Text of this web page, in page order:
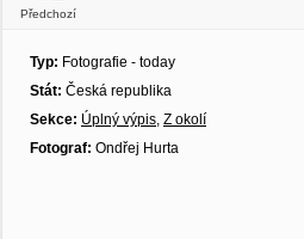
Předchozí
Typ: Fotografie - today
Stát: Česká republika
Sekce: Úplný výpis, Z okolí
Fotograf: Ondřej Hurta